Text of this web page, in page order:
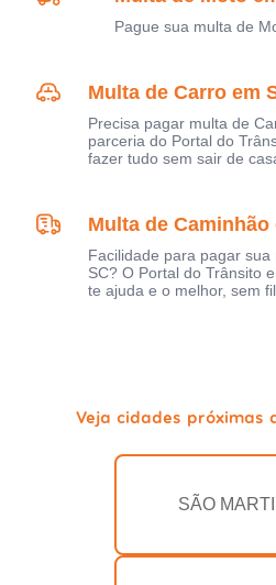
Pague sua multa de
Multa de Carro em
Precisa pagar multa de
parceria do Portal do
fazer tudo sem sair de
Multa de Caminhão
Facilidade para pagar
SC? O Portal do Trânsito
te ajuda e o melhor, sem
Veja cidades próximas
SÃO